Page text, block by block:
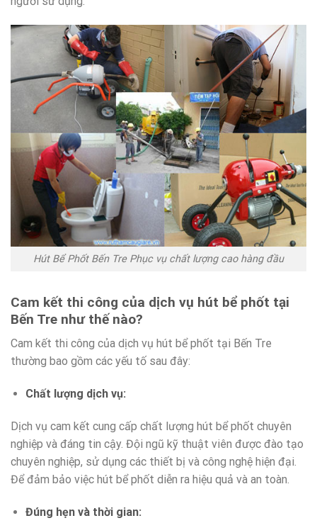
Hút Bể Phốt Bến Tre Phục vụ chất lượng cao hàng đầu
Cam kết thi công của dịch vụ hút bể phốt tại
Bến Tre như thế nào?
Cam kết thi công của dịch vụ hút bể phốt tại Bến Tre
thường bao gồm các yếu tố sau đây:
Chất lượng dịch vụ:
Dịch vụ cam kết cung cấp chất lượng hút bể phốt chuyên
nghiệp và đáng tin cậy. Đội ngũ kỹ thuật viên được đào tạo
chuyên nghiệp, sử dụng các thiết bị và công nghệ hiện đại.
Để đảm bảo việc hút bể phốt diễn ra hiệu quả và an toàn.
Đúng hẹn và thời gian: